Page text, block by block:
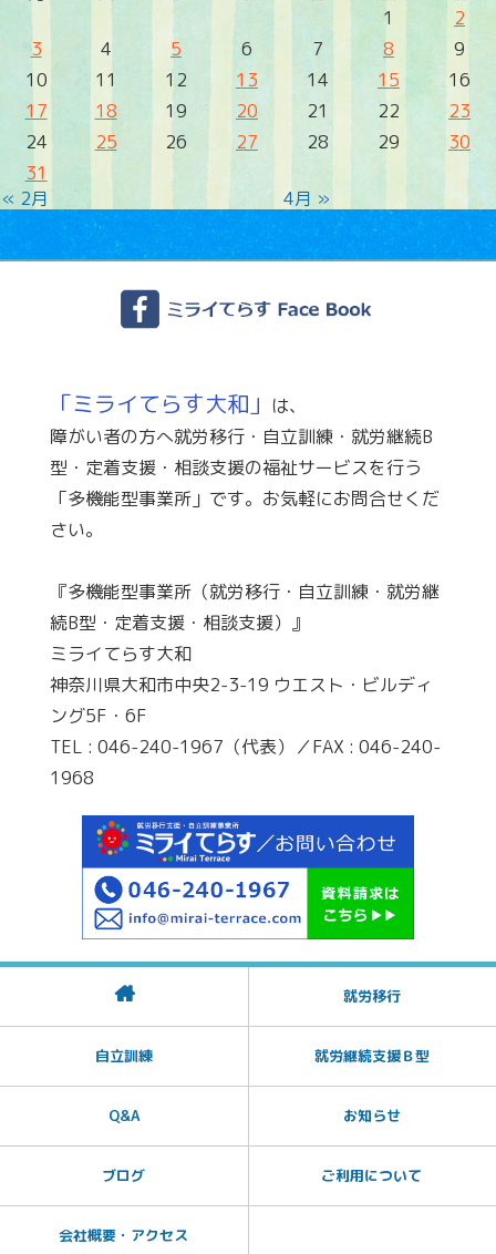
« 2月 4月 »
1
2
3
4 5 6 7 8
9
10
11 12 13 14 15
16
17
18 19 20 21 22
23
24
25 26 27 28 29
30
31
「ミライてらす大和」 は、
障がい者の方へ就労移行・自立訓練・就労継続B
型・定着支援・相談支援の福祉サービスを行う
「多機能型事業所」です。お気軽にお問合せくだ
さい。
『多機能型事業所（就労移行・自立訓練・就労継
続B型・定着支援・相談支援）』
ミライてらす大和
神奈川県大和市中央2-3-19 ウエスト・ビルディ
ング5F・6F
TEL : 046-240-1967（代表）／FAX : 046-240-
1968
就労移行
自立訓練 就労継続支援Ｂ型
Q&A お知らせ
ブログ ご利用について
会社概要・アクセス